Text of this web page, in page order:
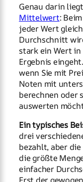
Genau darin
Mittelwert:
jeder Wert
Durchschnitt
stark ein Wert
Ergebnis
wenn Sie mit
Noten mit
berechnen oder
auswerten
Ein typisches
drei
bezahlt, aber
die größte
einfacher